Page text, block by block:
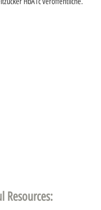
Resources: